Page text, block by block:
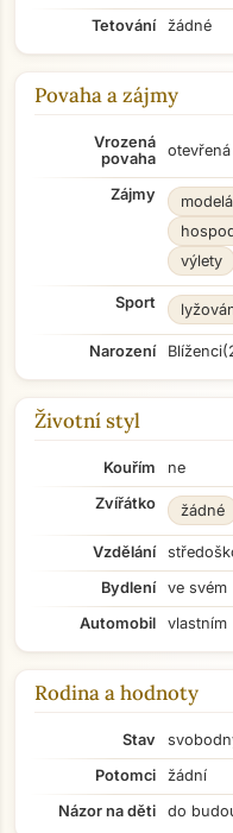
Tetování
žádné
Povaha a zájmy
Vrozená
povaha
otevřená
Zájmy
výlety
Sport
Narození Blíženci
Životní styl
Kouřím
ne
Zvířátko
žádné
Vzdělání
Bydlení
ve svém
Automobil
vlastním
Rodina a hodnoty
Stav
Potomci
žádní
Názor na děti
do